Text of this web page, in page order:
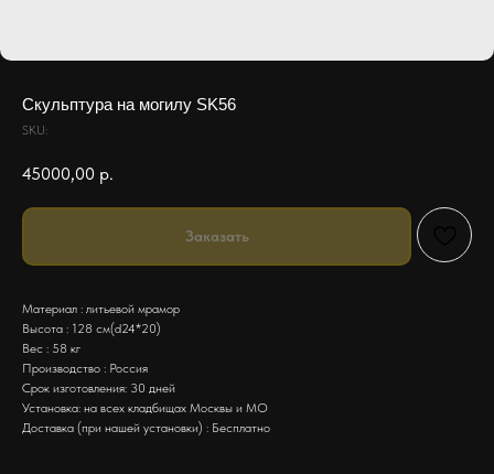
Скульптура на могилу SK56
SKU:
45000,00 р.
Заказать
Материал : литьевой мрамор
Высота : 128 см(d24*20)
Вес : 58 кг
Производство : Россия
Срок изготовления: 30 дней
Установка: на всех кладбищах Москвы и МО
Доставка (при нашей установки) : Бесплатно